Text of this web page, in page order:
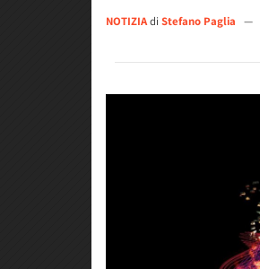
NOTIZIAdi Stefano Paglia —